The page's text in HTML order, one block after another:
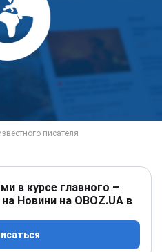
в курсе главного –
Новини на OBOZ.UA в